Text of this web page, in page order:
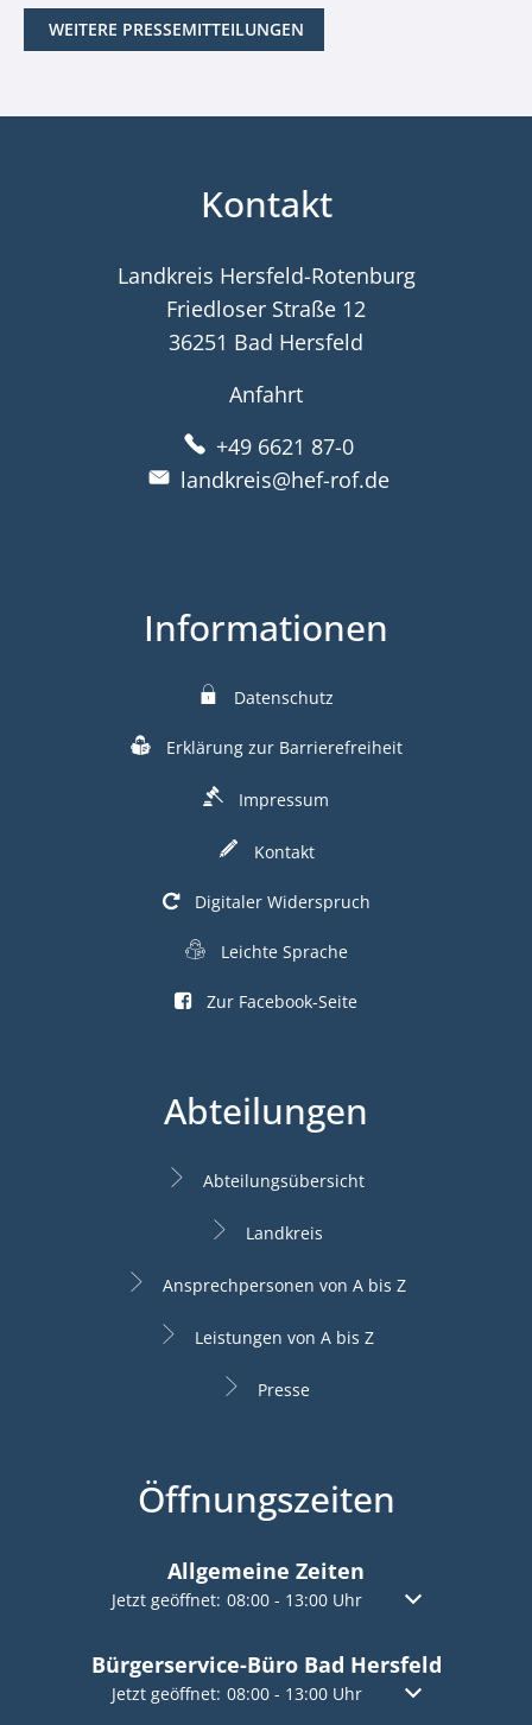
WEITERE PRESSEMITTEILUNGEN
Kontakt
Landkreis Hersfeld-Rotenburg
Friedloser Straße 12
36251 Bad Hersfeld
Anfahrt
+49 6621 87-0
landkreis@hef-rof.de
Informationen
Datenschutz
Erklärung zur Barrierefreiheit
Impressum
Kontakt
Digitaler Widerspruch
Leichte Sprache
Zur Facebook-Seite
Abteilungen
Abteilungsübersicht
Landkreis
Ansprechpersonen von A bis Z
Leistungen von A bis Z
Presse
Öffnungszeiten
Allgemeine Zeiten
Klicken, um weitere Öffnungs- oder Schließzeiten
Jetzt geöffnet: 08:00- 13:00Uhr Von 08:00 bis
Bürgerservice-Büro Bad Hersfeld
Klicken, um weitere Öffnungs- oder Schließzeiten
Jetzt geöffnet: 08:00- 13:00Uhr Von 08:00 bis